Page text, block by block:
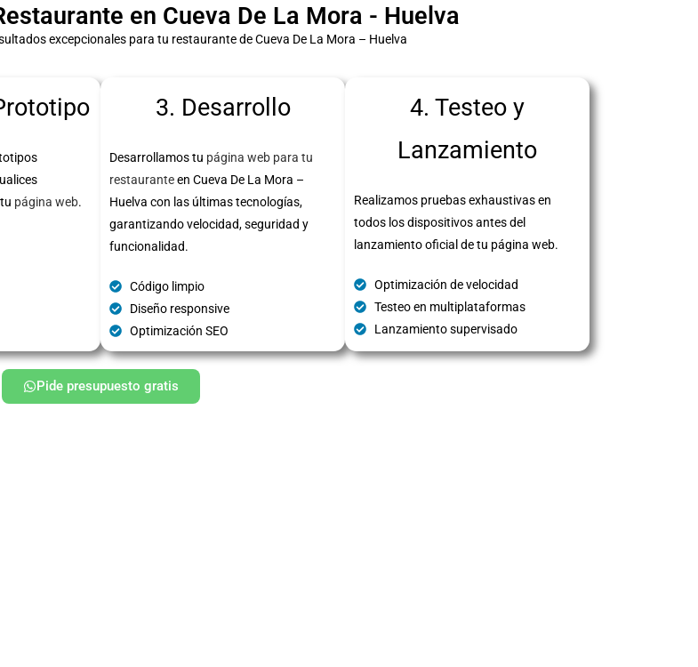
en Cueva De La Mora - Huelva
excepcionales para tu restaurante de Cueva De La Mora – Huelva
página web.
3. Desarrollo
Desarrollamos tu página web para tu
restauranteen Cueva De La Mora –
Huelva con las últimas tecnologías,
garantizando velocidad, seguridad y
funcionalidad.
Código limpio
Diseño responsive
Optimización SEO
4. Testeo y
Lanzamiento
Realizamos pruebas exhaustivas en
todos los dispositivos antes del
lanzamiento oficial de tu página web.
Optimización de velocidad
Testeo en multiplataformas
Lanzamiento supervisado
Pide presupuesto gratis